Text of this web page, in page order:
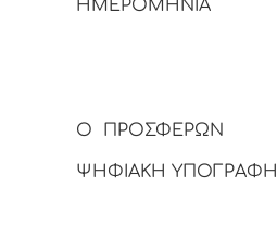
ΗΜΕΡΟΜΗΝΙΑ
Ο ΠΡΟΣΦΕΡΩΝ
ΨΗΦΙΑΚΗ ΥΠΟΓΡΑΦΗ